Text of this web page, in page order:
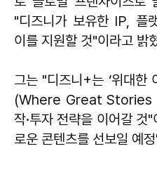
"디즈니가 보유한 IP, 플
이를 지원할 것"이라고 밝
그는 "디즈니+는 ‘위대한
(Where Great Stories
작·투자 전략을 이어갈 것
로운 콘텐츠를 선보일 예